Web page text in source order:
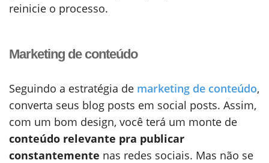
reinicie o processo.
Marketing de conteúdo
Seguindo a estratégia de marketing de conteúdo,
converta seus blog posts em social posts. Assim,
com um bom design, você terá um monte de
conteúdo relevante pra publicar
constantemente nas redes sociais. Mas não se